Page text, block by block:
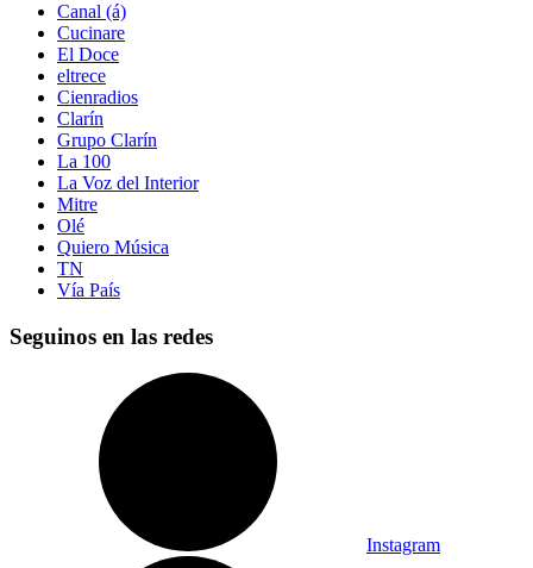
Canal (á)
Cucinare
El Doce
eltrece
Cienradios
Clarín
Grupo Clarín
La 100
La Voz del Interior
Mitre
Olé
Quiero Música
TN
Vía País
Seguinos en las redes
Instagram